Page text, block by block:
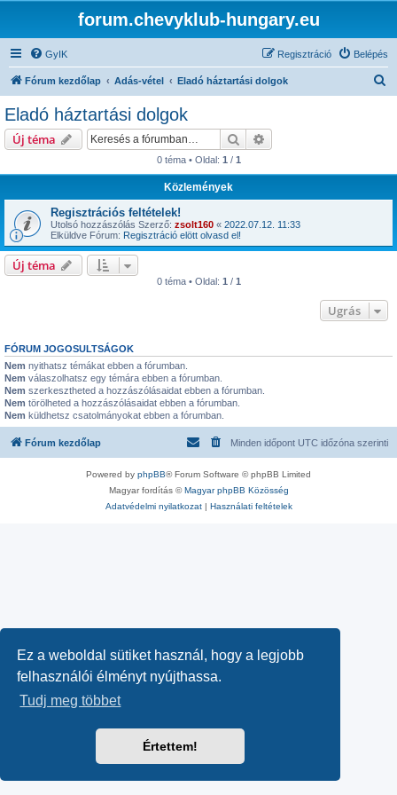
Ez a weboldal sütiket használ, hogy a legjobb
felhasználói élményt nyújthassa.
Tudj meg többet
Értettem!
forum.chevyklub-hungary.eu
GyIK Belépés
Regisztráció
Fórum kezdőlap Adás-vétel Eladó háztartási dolgok
Eladó háztartási dolgok
Új téma Keresés
0 téma • Oldal: 1 / 1
Közlemények
Regisztrációs feltételek!
Utolsó hozzászólás Szerző: zsolt160 « 2022.07.12. 11:33
Elküldve Fórum: Regisztráció elött olvasd el!
Új téma
0 téma • Oldal: 1 / 1
Ugrás
FÓRUM JOGOSULTSÁGOK
Nem nyithatsz témákat ebben a fórumban.
Nem válaszolhatsz egy témára ebben a fórumban.
Nem szerkesztheted a hozzászólásaidat ebben a fórumban.
Nem törölheted a hozzászólásaidat ebben a fórumban.
Nem küldhetsz csatolmányokat ebben a fórumban.
Fórum kezdőlap Minden időpont UTC időzóna szerinti
Powered by phpBB® Forum Software © phpBB Limited
Magyar fordítás ©Magyar phpBB Közösség
Adatvédelmi nyilatkozat| Használati feltételek